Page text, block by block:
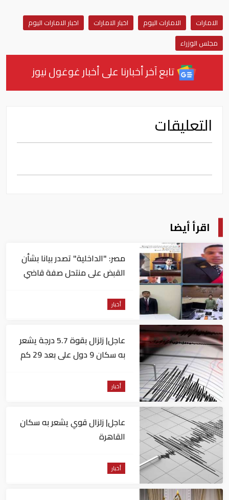
الامارات الامارات اليوم اخبار الامارات
اخبار الامارات اليوم
مجلس الوزراء
تابع آخر أخبارنا على أخبار غوغول نيوز
التعليقات
اقرأ أيضا
مصر: "الداخلية" تصدر بيانا بشأن
القبض على منتحل صفة قاضي
أخبار
عاجل| زلزال بقوة 5.7 درجة يشعر
به سكان 9 دول على بعد 29 كم
أخبار
عاجل| زلزال قوي يشعر به سكان
القاهرة
أخبار